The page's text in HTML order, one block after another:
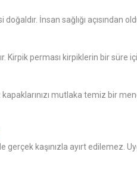
İnsan sağlığı
perması kirpiklerin bir süre
mutlaka temiz bir
kaşınızla ayırt edilemez.